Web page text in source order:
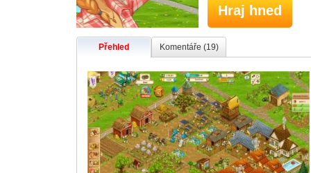
Hraj hned
Přehled Komentáře (19)